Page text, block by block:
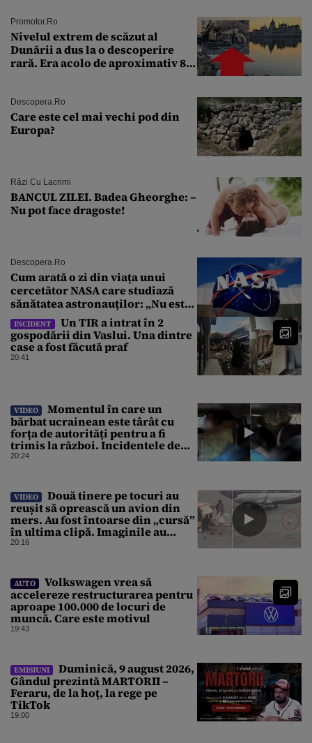
Promotor.ro
Nivelul extrem de scăzut al
Dunării a dus la o descoperire
rară. Era acolo de aproximativ 80
Descopera.ro
Care este cel mai vechi pod din
Europa?
Râzi Cu Lacrimi
BANCUL ZILEI. Badea Gheorghe: –
Nu pot face dragoste!
Descopera.ro
Cum arată o zi din viața unui
cercetător NASA care studiază
sănătatea astronauților: „Nu este
o știință complicată”
INCIDENT
Un TIR a intrat în 2
gospodării din Vaslui. Una dintre
case a fost făcută praf
20:41
VIDEO
Momentul în care un
bărbat ucrainean este târât cu
forța de autorități pentru a fi
trimis la război. Incidentele de
acest fel sunt tot mai dese
20:24
VIDEO
Două tinere pe tocuri au
reușit să oprească un avion din
mers. Au fost întoarse din „cursă”
în ultima clipă. Imaginile au
devenit virale
20:16
AUTO
Volkswagen vrea să
accelereze restructurarea pentru
aproape 100.000 de locuri de
muncă. Care este motivul
19:43
EMISIUNI
Duminică, 9 august 2026,
Gândul prezintă MARTORII –
Feraru, de la hoț, la rege pe
TikTok
19:00